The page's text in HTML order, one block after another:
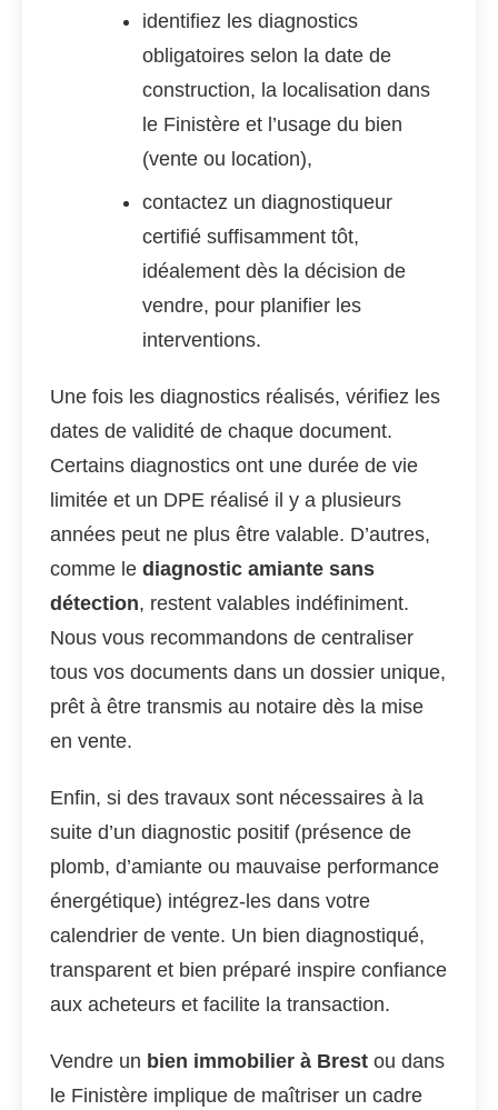
identifiez les diagnostics
obligatoires selon la date de
construction, la localisation dans
le Finistère et l’usage du bien
(vente ou location),
contactez un diagnostiqueur
certifié suffisamment tôt,
idéalement dès la décision de
vendre, pour planifier les
interventions.
Une fois les diagnostics réalisés, vérifiez les
dates de validité de chaque document.
Certains diagnostics ont une durée de vie
limitée et un DPE réalisé il y a plusieurs
années peut ne plus être valable. D’autres,
comme le diagnostic amiante sans
détection, restent valables indéfiniment.
Nous vous recommandons de centraliser
tous vos documents dans un dossier unique,
prêt à être transmis au notaire dès la mise
en vente.
Enfin, si des travaux sont nécessaires à la
suite d’un diagnostic positif (présence de
plomb, d’amiante ou mauvaise performance
énergétique) intégrez-les dans votre
calendrier de vente. Un bien diagnostiqué,
transparent et bien préparé inspire confiance
aux acheteurs et facilite la transaction.
Vendre un bien immobilier à Brest ou dans
le Finistère implique de maîtriser un cadre